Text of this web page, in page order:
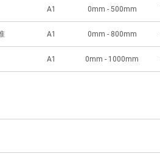
A1 0mm - 500mm
A1 0mm - 800mm
A1 0mm - 1000mm